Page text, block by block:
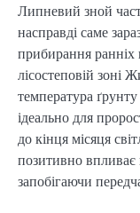
Липневий зной
насправді саме
прибирання ранніх
лісостеповій зоні
температура
ідеально для
до кінця місяця
позитивно впливає
запобігаючи